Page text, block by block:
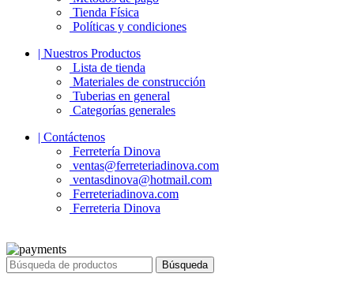
Tienda Física
Políticas y condiciones
| Nuestros Productos
Lista de tienda
Materiales de construcción
Tuberias en general
Categorías generales
| Contáctenos
Ferretería Dinova
ventas@ferreteriadinova.com
ventasdinova@hotmail.com
Ferreteriadinova.com
Ferreteria Dinova
Búsqueda